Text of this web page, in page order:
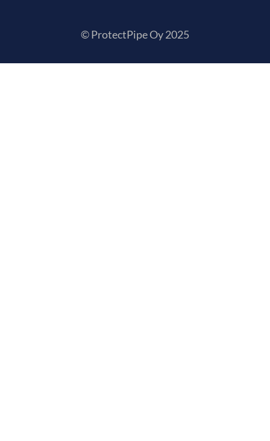
© ProtectPipe Oy 2025